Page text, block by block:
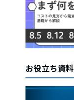
お役立ち資料